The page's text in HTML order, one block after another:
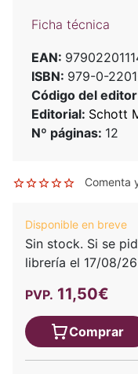
Ficha técnica
EAN:
ISBN: 979-0-
Código del
Editorial: Schott
Nº páginas: 12
Comenta
Disponible en breve
Sin stock. Si se
librería el 17/08/26
PVP. 11,50€
Comprar